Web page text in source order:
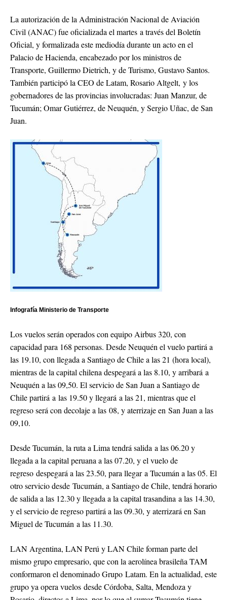
La autorización de la Administración Nacional de Aviación
Civil (ANAC) fue oficializada el martes a través del Boletín
Oficial, y formalizada este mediodía durante un acto en el
Palacio de Hacienda, encabezado por los ministros de
Transporte, Guillermo Dietrich, y de Turismo, Gustavo Santos.
También participó la CEO de Latam, Rosario Altgelt, y los
gobernadores de las provincias involucradas: Juan Manzur, de
Tucumán; Omar Gutiérrez, de Neuquén, y Sergio Uñac, de San
Juan.
Infografía Ministerio de Transporte
Los vuelos serán operados con equipo Airbus 320, con
capacidad para 168 personas. Desde Neuquén el vuelo partirá a
las 19.10, con llegada a Santiago de Chile a las 21 (hora local),
mientras de la capital chilena despegará a las 8.10, y arribará a
Neuquén a las 09,50. El servicio de San Juan a Santiago de
Chile partirá a las 19.50 y llegará a las 21, mientras que el
regreso será con decolaje a las 08, y aterrizaje en San Juan a las
09,10.
Desde Tucumán, la ruta a Lima tendrá salida a las 06.20 y
llegada a la capital peruana a las 07.20, y el vuelo de
regreso despegará a las 23.50, para llegar a Tucumán a las 05. El
otro servicio desde Tucumán, a Santiago de Chile, tendrá horario
de salida a las 12.30 y llegada a la capital trasandina a las 14.30,
y el servicio de regreso partirá a las 09.30, y aterrizará en San
Miguel de Tucumán a las 11.30.
LAN Argentina, LAN Perú y LAN Chile forman parte del
mismo grupo empresario, que con la aerolínea brasileña TAM
conformaron el denominado Grupo Latam. En la actualidad, este
grupo ya opera vuelos desde Córdoba, Salta, Mendoza y